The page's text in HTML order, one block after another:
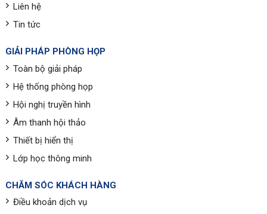
Liên hệ
Tin tức
GIẢI PHÁP PHÒNG HỌP
Toàn bộ giải pháp
Hệ thống phòng họp
Hội nghị truyền hình
Âm thanh hội thảo
Thiết bị hiển thị
Lớp học thông minh
CHĂM SÓC KHÁCH HÀNG
Điều khoản dịch vụ